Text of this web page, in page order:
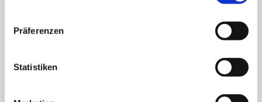
Präferenzen
Statistiken
Gefäß- und Handchirurgie